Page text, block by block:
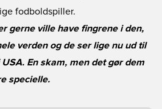
fodboldspiller.
gerne ville have fingrene i den,
verden og de ser lige nu ud til
En skam, men det gør dem
specielle.